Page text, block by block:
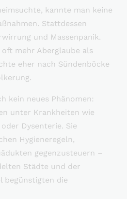
kannte man keine
Stattdessen
und Massenpanik.
mehr Aberglaube als
eher nach Sündenböcke
kein neues Phänomen:
unter Krankheiten wie
Dysenterie. Sie
Hygieneregeln,
gegenzusteuern –
Städte und der
begünstigten die